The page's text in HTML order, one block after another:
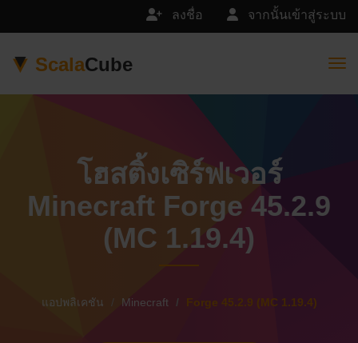
จากนั้นเข้าสู่ระบบ
ลงชื่อ
ScalaCube
โฮสติ้งเซิร์ฟเวอร์
Minecraft Forge 45.2.9
(MC 1.19.4)
แอปพลิเคชัน Minecraft Forge 45.2.9 (MC 1.19.4)